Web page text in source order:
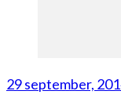
29 september,